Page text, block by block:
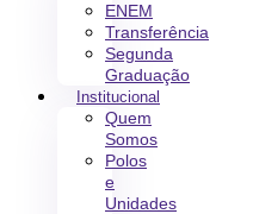
ENEM
Transferência
Segunda
Graduação
Institucional
Quem
Somos
Polos
e
Unidades